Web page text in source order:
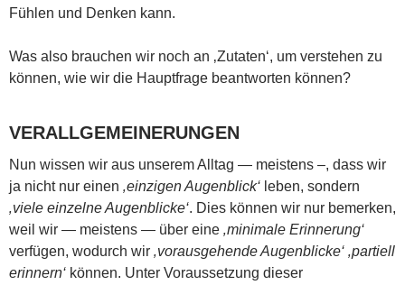
Fühlen und Denken kann.
Was also brauchen wir noch an ‚Zutaten‘, um verstehen zu
können, wie wir die Hauptfrage beantworten können?
VERALLGEMEINERUNGEN
Nun wissen wir aus unserem Alltag — meistens –, dass wir
ja nicht nur einen ‚einzigen Augenblick‘ leben, sondern
‚viele einzelne Augenblicke‘. Dies können wir nur bemerken,
weil wir — meistens — über eine ‚minimale Erinnerung‘
verfügen, wodurch wir ‚vorausgehende Augenblicke‘ ‚partiell
erinnern‘ können. Unter Voraussetzung dieser